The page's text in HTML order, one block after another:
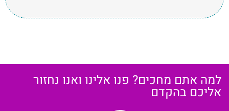
למה אתם מחכים? פנו אלינו ואנו נחזור
אליכם בהקדם